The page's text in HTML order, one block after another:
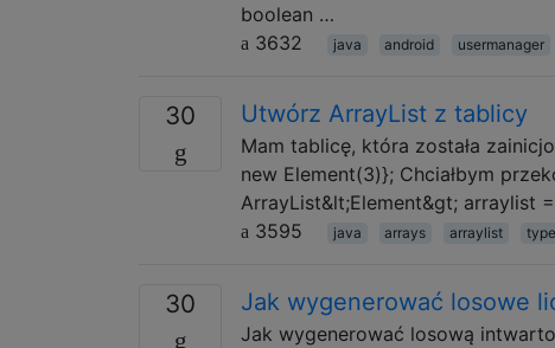
boolean …
3632
java android usermanager
30 Utwórz ArrayList z tablicy
Mam tablicę, która została
new Element(3)}; Chciałbym
ArrayList&lt;Element&gt; arraylist =
3595
java arrays arraylist
30 Jak wygenerować losowe
Jak wygenerować losową